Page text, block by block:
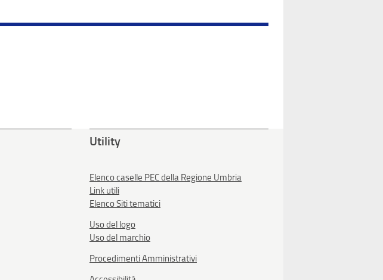
Utility
Elenco caselle PEC della Regione Umbria
Link utili
Elenco Siti tematici
Uso del logo
Uso del marchio
Procedimenti Amministrativi